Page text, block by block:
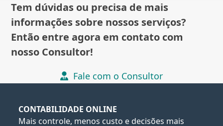
Tem dúvidas ou precisa de mais
informações sobre nossos serviços?
Então entre agora em contato com
nosso Consultor!
Fale com o Consultor
CONTABILIDADE ONLINE
Mais controle, menos custo e decisões mais